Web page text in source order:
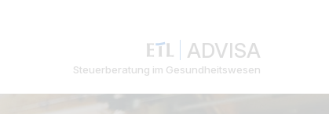
ADVISA
Steuerberatung im Gesundheitswesen